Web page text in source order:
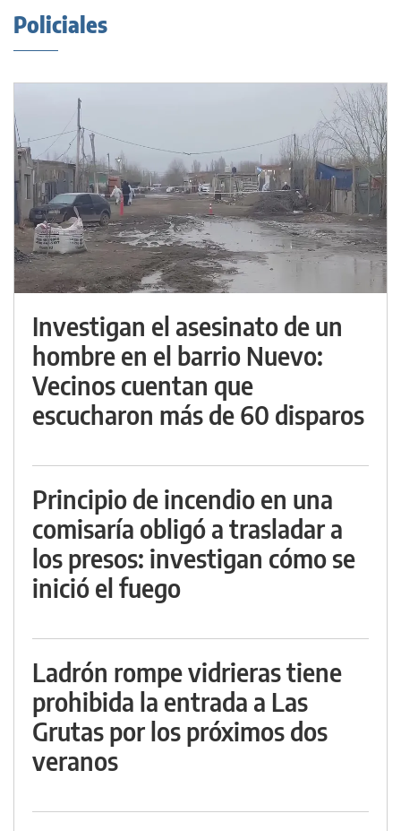
Policiales
Investigan el asesinato de un
hombre en el barrio Nuevo:
Vecinos cuentan que
escucharon más de 60 disparos
Principio de incendio en una
comisaría obligó a trasladar a
los presos: investigan cómo se
inició el fuego
Ladrón rompe vidrieras tiene
prohibida la entrada a Las
Grutas por los próximos dos
veranos